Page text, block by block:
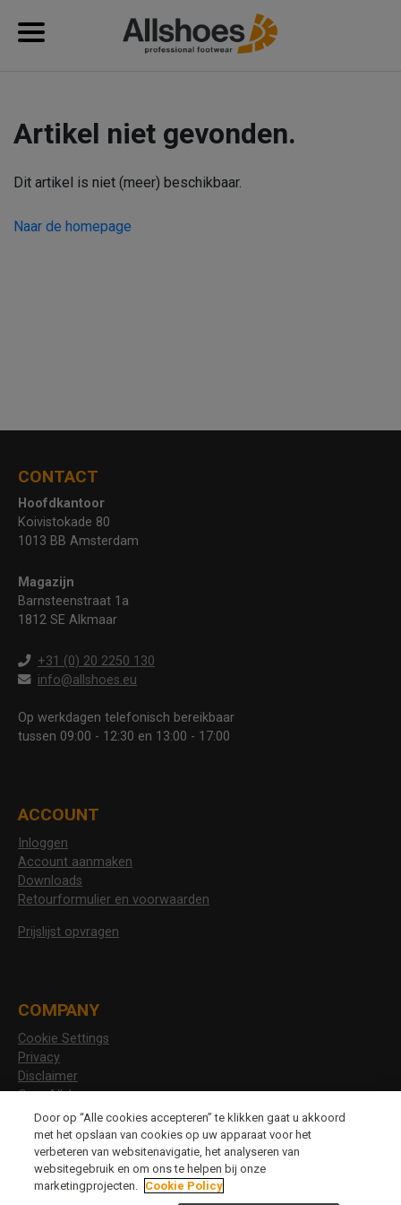
Artikel niet gevonden.
Dit artikel is niet (meer) beschikbaar.
Naar de homepage
CONTACT
Hoofdkantoor
Koivistokade 80
1013 BB Amsterdam
Magazijn
Barnsteenstraat 1a
1812 SE Alkmaar
+31 (0) 20 2250 130
info@allshoes.eu
Op werkdagen telefonisch bereikbaar
tussen 09:00 - 12:30 en 13:00 - 17:00
ACCOUNT
Inloggen
Account aanmaken
Downloads
Retourformulier en voorwaarden
Prijslijst opvragen
COMPANY
Cookie Settings
Privacy
Disclaimer
Over Allshoes
Vacatures
CHANGE LANGUAGE
Door op “Alle cookies accepteren” te klikken gaat u akkoord
met het opslaan van cookies op uw apparaat voor het
verbeteren van websitenavigatie, het analyseren van
websitegebruik en om ons te helpen bij onze
marketingprojecten. Cookie Policy